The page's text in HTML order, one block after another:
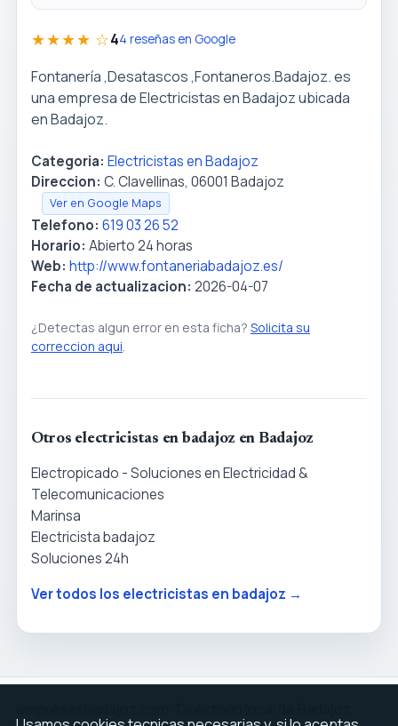
★★★★ ☆44 reseñas en Google
Fontanería ,Desatascos ,Fontaneros.Badajoz. es
una empresa de Electricistas en Badajoz ubicada
en Badajoz.
Categoria: Electricistas en Badajoz
Direccion: C. Clavellinas, 06001 Badajoz
Ver en Google Maps
Telefono: 619 03 26 52
Horario: Abierto 24 horas
Web: http://www.fontaneriabadajoz.es/
Fecha de actualizacion: 2026-04-07
¿Detectas algun error en esta ficha? Solicita su
correccion aqui
Otros electricistas en badajoz en Badajoz
Electropicado - Soluciones en Electricidad &
Telecomunicaciones
Marinsa
Electricista badajoz
Soluciones 24h
Ver todos los electricistas en badajoz →